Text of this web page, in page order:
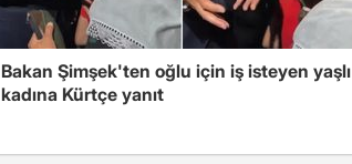
Bakan Şimşek'ten oğlu için iş isteyen yaşlı
kadına Kürtçe yanıt